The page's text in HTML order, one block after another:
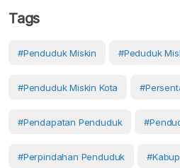
Tags
#Penduduk Miskin #Peduduk
#Penduduk Miskin Kota
#pendapatan Penduduk
#perpindahan Penduduk